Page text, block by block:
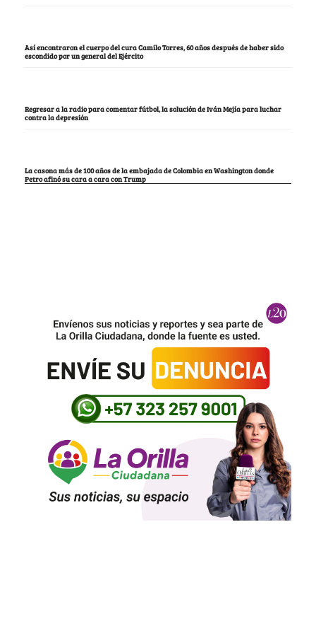
Así encontraron el cuerpo del cura Camilo Torres, 60 años después de haber sido
escondido por un general del Ejército
Regresar a la radio para comentar fútbol, la solución de Iván Mejía para luchar
contra la depresión
La casona más de 100 años de la embajada de Colombia en Washington donde
Petro afinó su cara a cara con Trump